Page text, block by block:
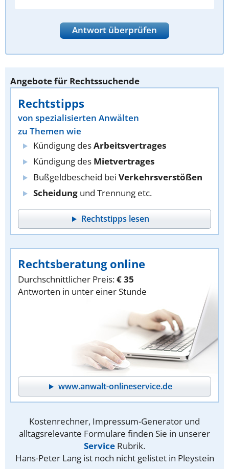
Antwort überprüfen
Angebote für Rechtssuchende
Rechtstipps
von spezialisierten Anwälten
zu Themen wie
Kündigung desArbeitsvertrages
Kündigung des Mietvertrages
Bußgeldbescheid bei Verkehrsverstößen
Scheidung und Trennung etc.
Rechtstipps lesen
Rechtsberatung online
Durchschnittlicher Preis:€ 35
Antworten in unter einer Stunde
www.anwalt-onlineservice.de
Kostenrechner, Impressum-Generator und
alltagsrelevante Formulare finden Sie in unserer
Service Rubrik.
Hans-Peter Lang ist noch nicht gelistet in Pleystein